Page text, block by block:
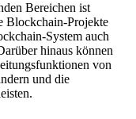
Bereichen ist
Blockchain-Projekte
System auch
hinaus können
von
und die